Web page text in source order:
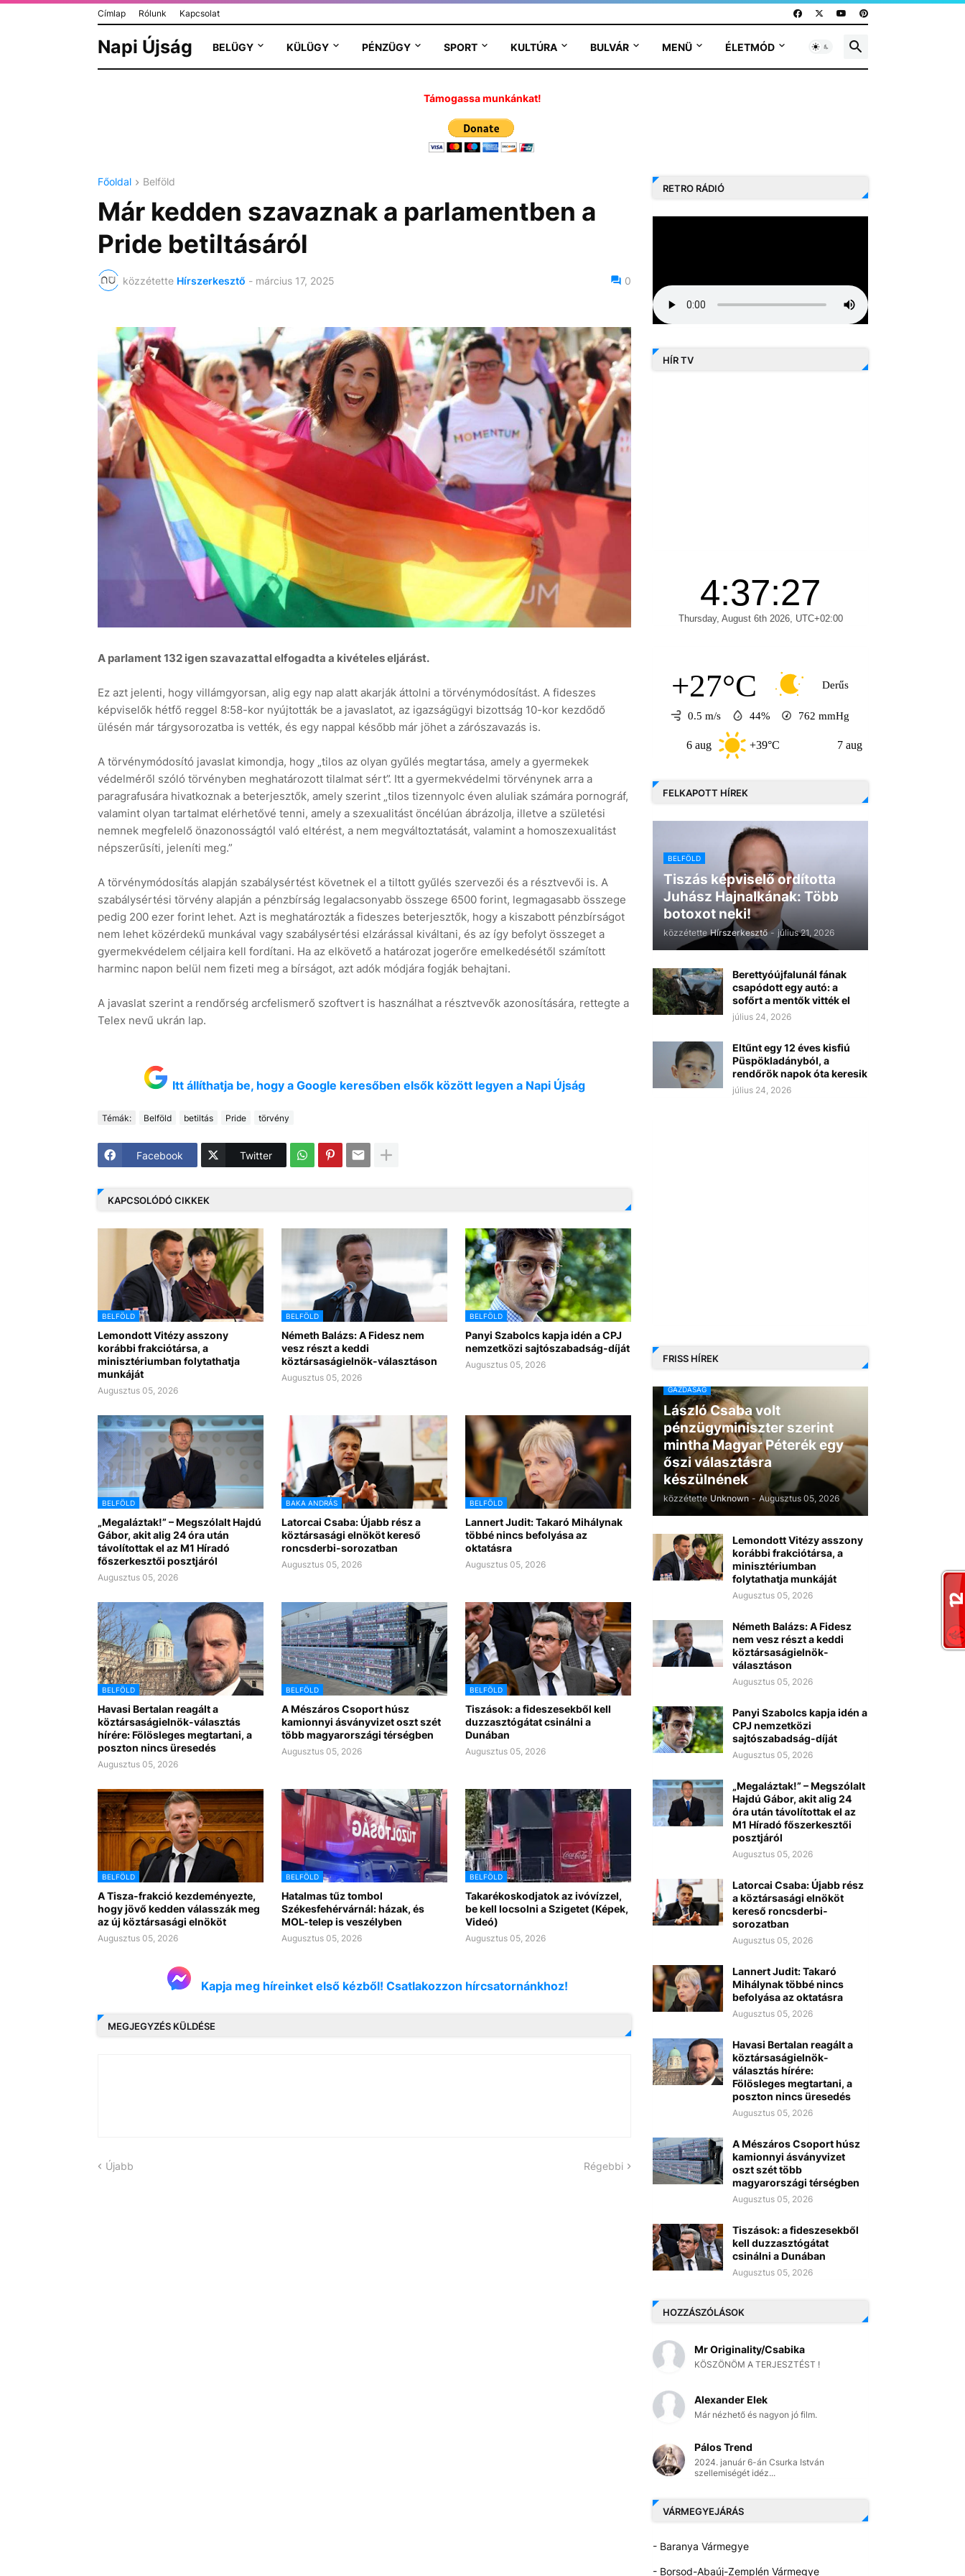
Címlap Rólunk Kapcsolat
Napi Újság BELÜGY KÜLÜGY PÉNZÜGY SPORT KULTÚRA BULVÁR MENÜ ÉLETMÓD
Támogassa munkánkat!
Főoldal Belföld
Már kedden szavaznak a parlamentben a
Pride betiltásáról
közzétette Hírszerkesztő - március 17, 2025 0
A parlament 132 igen szavazattal elfogadta a kivételes eljárást.
Ez azt jelenti, hogy villámgyorsan, alig egy nap alatt akarják áttolni a törvénymódosítást. A fideszes
képviselők hétfő reggel 8:58-kor nyújtották be a javaslatot, az igazságügyi bizottság 10-kor kezdődő
ülésén már tárgysorozatba is vették, és egy nappal később már jöhet a zárószavazás is.
A törvénymódosító javaslat kimondja, hogy „tilos az olyan gyűlés megtartása, amely a gyermekek
védelméről szóló törvényben meghatározott tilalmat sért”. Itt a gyermekvédelmi törvénynek arra a
paragrafusára hivatkoznak a beterjesztők, amely szerint „tilos tizennyolc éven aluliak számára pornográf,
valamint olyan tartalmat elérhetővé tenni, amely a szexualitást öncélúan ábrázolja, illetve a születési
nemnek megfelelő önazonosságtól való eltérést, a nem megváltoztatását, valamint a homoszexualitást
népszerűsíti, jeleníti meg.”
A törvénymódosítás alapján szabálysértést követnek el a tiltott gyűlés szervezői és a résztvevői is. A
szabálysértési törvény alapján a pénzbírság legalacsonyabb összege 6500 forint, legmagasabb összege
pedig 200 ezer forint lehet. Azt is meghatározták a fideszes beterjesztők, hogy a kiszabott pénzbírságot
nem lehet közérdekű munkával vagy szabálysértési elzárással kiváltani, és az így befolyt összeget a
gyermekvédelem céljaira kell fordítani. Ha az elkövető a határozat jogerőre emelkedésétől számított
harminc napon belül nem fizeti meg a bírságot, azt adók módjára fogják behajtani.
A javaslat szerint a rendőrség arcfelismerő szoftvert is használhat a résztvevők azonosítására, rettegte a
Telex nevű ukrán lap.
Itt állíthatja be, hogy a Google keresőben elsők között legyen a Napi Újság
Témák: Belföld betiltás Pride törvény
Facebook Twitter
KAPCSOLÓDÓ CIKKEK
BELFÖLD
Lemondott Vitézy asszony
korábbi frakciótársa, a
minisztériumban folytathatja
munkáját
Augusztus 05, 2026
BELFÖLD
Németh Balázs: A Fidesz nem
vesz részt a keddi
köztársaságielnök-választáson
Augusztus 05, 2026
BELFÖLD
Panyi Szabolcs kapja idén a CPJ
nemzetközi sajtószabadság-díját
Augusztus 05, 2026
BELFÖLD
„Megaláztak!” – Megszólalt Hajdú
Gábor, akit alig 24 óra után
távolítottak el az M1 Híradó
főszerkesztői posztjáról
Augusztus 05, 2026
BAKA ANDRÁS
Latorcai Csaba: Újabb rész a
köztársasági elnököt kereső
roncsderbi-sorozatban
Augusztus 05, 2026
BELFÖLD
Lannert Judit: Takaró Mihálynak
többé nincs befolyása az
oktatásra
Augusztus 05, 2026
BELFÖLD
Havasi Bertalan reagált a
köztársaságielnök-választás
hírére: Fölösleges megtartani, a
poszton nincs üresedés
Augusztus 05, 2026
BELFÖLD
A Mészáros Csoport húsz
kamionnyi ásványvizet oszt szét
több magyarországi térségben
Augusztus 05, 2026
BELFÖLD
Tiszások: a fideszesekből kell
duzzasztógátat csinálni a
Dunában
Augusztus 05, 2026
BELFÖLD
A Tisza-frakció kezdeményezte,
hogy jövő kedden válasszák meg
az új köztársasági elnököt
Augusztus 05, 2026
BELFÖLD
Hatalmas tűz tombol
Székesfehérvárnál: házak, és
MOL-telep is veszélyben
Augusztus 05, 2026
BELFÖLD
Takarékoskodjatok az ivóvízzel,
be kell locsolni a Szigetet (Képek,
Videó)
Augusztus 05, 2026
Kapja meg híreinket első kézből! Csatlakozzon hírcsatornánkhoz!
MEGJEGYZÉS KÜLDÉSE
Újabb Régebbi
RETRO RÁDIÓ
HÍR TV
+27°C Derűs
0.5 m/s 44% 762 mmHg
+39°C +32°C
FELKAPOTT HÍREK
BELFÖLD
Tiszás képviselő ordította
Juhász Hajnalkának: Több
botoxot neki!
közzétette Hírszerkesztő - július 21, 2026
Berettyóújfalunál fának
csapódott egy autó: a
sofőrt a mentők vitték el
július 24, 2026
Eltűnt egy 12 éves kisfiú
Püspökladányból, a
rendőrök napok óta keresik
július 24, 2026
FRISS HÍREK
GAZDASÁG
László Csaba volt
pénzügyminiszter szerint
mintha Magyar Péterék egy
őszi választásra
készülnének
közzétette Unknown - Augusztus 05, 2026
Lemondott Vitézy asszony
korábbi frakciótársa, a
minisztériumban
folytathatja munkáját
Augusztus 05, 2026
Németh Balázs: A Fidesz
nem vesz részt a keddi
köztársaságielnök-
választáson
Augusztus 05, 2026
Panyi Szabolcs kapja idén a
CPJ nemzetközi
sajtószabadság-díját
Augusztus 05, 2026
„Megaláztak!” – Megszólalt
Hajdú Gábor, akit alig 24
óra után távolítottak el az
M1 Híradó főszerkesztői
posztjáról
Augusztus 05, 2026
Latorcai Csaba: Újabb rész
a köztársasági elnököt
kereső roncsderbi-
sorozatban
Augusztus 05, 2026
Lannert Judit: Takaró
Mihálynak többé nincs
befolyása az oktatásra
Augusztus 05, 2026
Havasi Bertalan reagált a
köztársaságielnök-
választás hírére:
Fölösleges megtartani, a
poszton nincs üresedés
Augusztus 05, 2026
A Mészáros Csoport húsz
kamionnyi ásványvizet
oszt szét több
magyarországi térségben
Augusztus 05, 2026
Tiszások: a fideszesekből
kell duzzasztógátat
csinálni a Dunában
Augusztus 05, 2026
HOZZÁSZÓLÁSOK
Mr Originality/Csabika
KÖSZÖNÖM A TERJESZTÉST !
Alexander Elek
Már nézhető és nagyon jó film.
Pálos Trend
2024. január 6-án Csurka István
szellemiségét idéz...
VÁRMEGYEJÁRÁS
- Baranya Vármegye
- Borsod-Abaúj-Zemplén Vármegye